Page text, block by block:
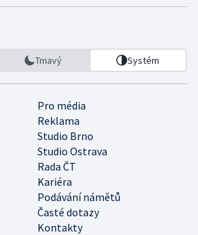
Tmavý Systém
Pro média
Reklama
Studio Brno
Studio Ostrava
Rada ČT
Kariéra
Podávání námětů
Časté dotazy
Kontakty